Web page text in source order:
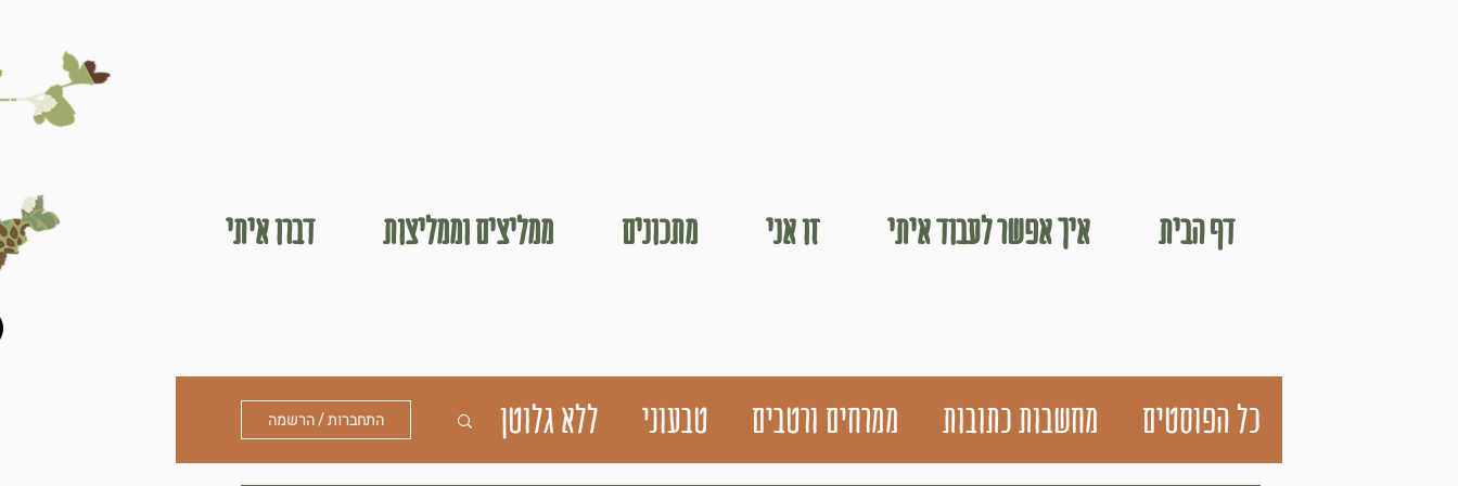
דף הבית איך אפשר לעבוד איתי זו אני מתכונים ממליצים וממליצות דברו איתי
כל הפוסטים מחשבות כתובות ממרחים ורטבים טבעוני
ללא גלוטן
התחברות / הרשמה